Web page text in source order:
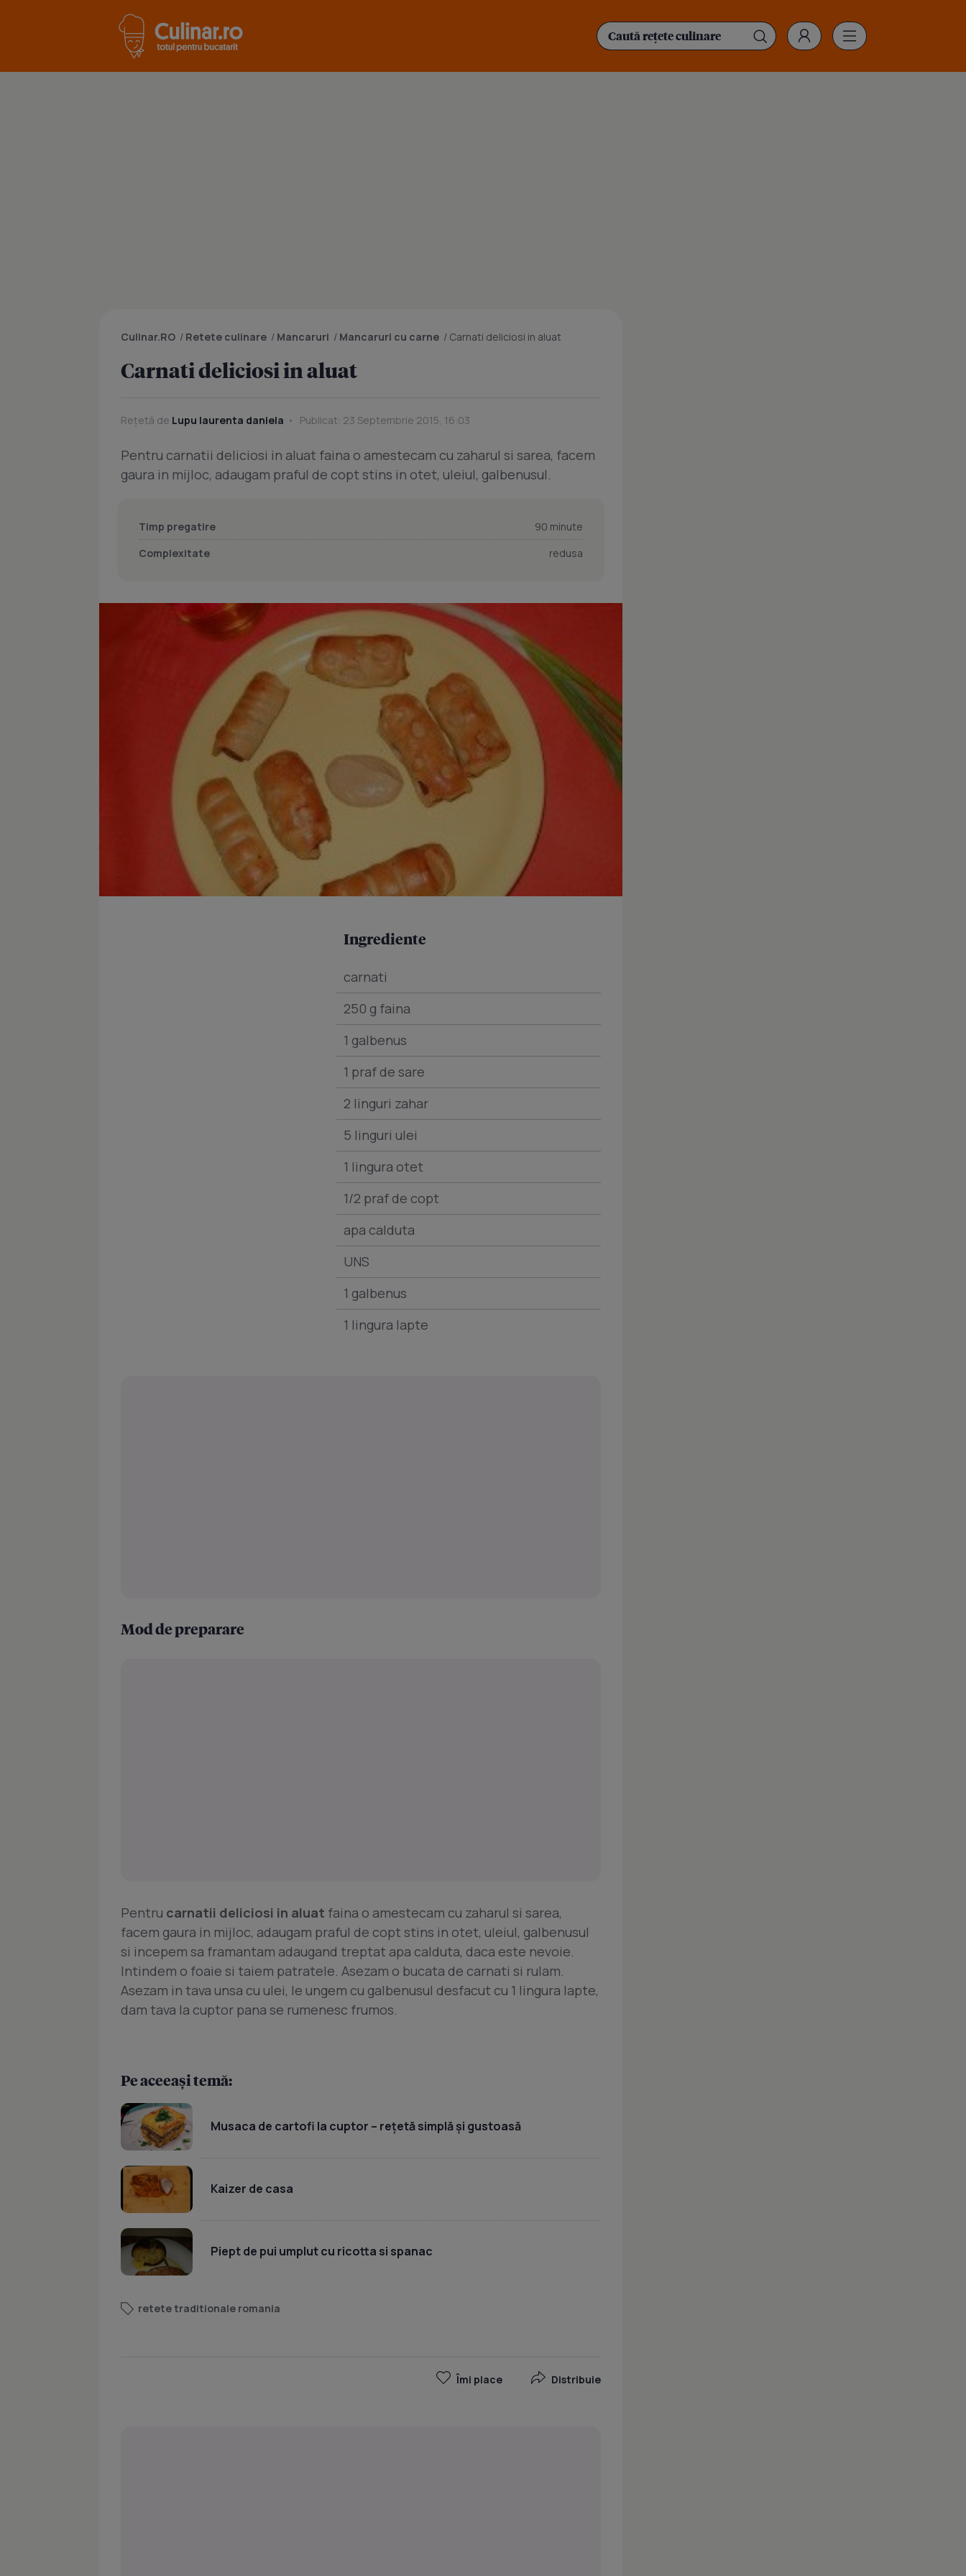
Culinar.RO / Retete culinare / Mancaruri / Mancaruri cu carne / Carnati deliciosi in aluat
Carnati deliciosi in aluat
Rețetă de Lupu laurenta daniela Publicat: 23 Septembrie 2015, 16:03
Pentru carnatii deliciosi in aluat faina o amestecam cu zaharul si sarea, facem
gaura in mijloc, adaugam praful de copt stins in otet, uleiul, galbenusul.
Timp pregatire
90 minute
Complexitate
redusa
Ingrediente
carnati
250 g faina
1 galbenus
1 praf de sare
2 linguri zahar
5 linguri ulei
1 lingura otet
1/2 praf de copt
apa calduta
UNS
1 galbenus
1 lingura lapte
Mod de preparare
Pentru carnatii deliciosi in aluat faina o amestecam cu zaharul si sarea,
facem gaura in mijloc, adaugam praful de copt stins in otet, uleiul, galbenusul
si incepem sa framantam adaugand treptat apa calduta, daca este nevoie.
Intindem o foaie si taiem patratele. Asezam o bucata de carnati si rulam.
Asezam in tava unsa cu ulei, le ungem cu galbenusul desfacut cu 1 lingura lapte,
dam tava la cuptor pana se rumenesc frumos.
Pe aceeași temă:
Musaca de cartofi la cuptor – rețetă simplă și gustoasă
Kaizer de casa
Piept de pui umplut cu ricotta si spanac
retete traditionale romania
Îmi place Distribuie